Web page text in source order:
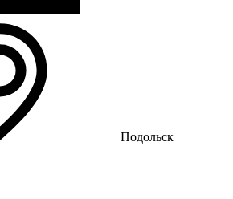
Подольск